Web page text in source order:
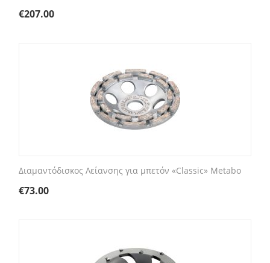
€207.00
Διαμαντόδισκος Λείανσης για μπετόν «Classic» Metabo
€73.00